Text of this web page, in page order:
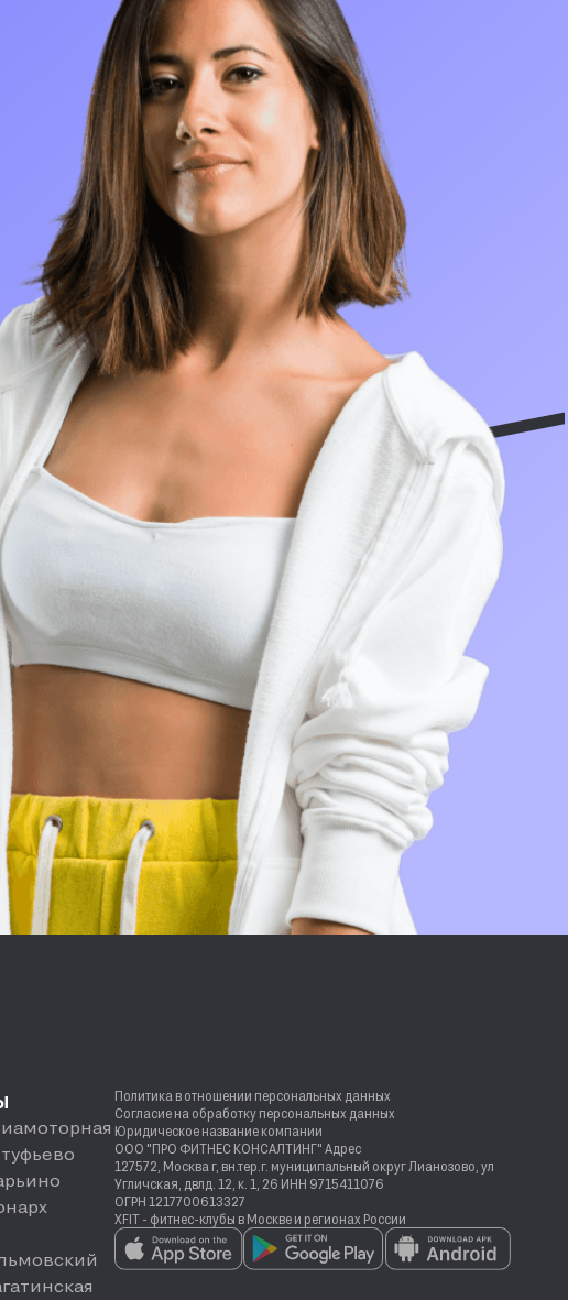
Политика в отношении персональных данных
Согласие на обработку персональных данных
Юридическое название компании
ООО "ПРО ФИТНЕС КОНСАЛТИНГ" Адрес
127572, Москва г, вн.тер.г. муниципальный округ Лианозово, ул
Угличская, двлд. 12, к. 1, 26 ИНН 9715411076
ОГРН 1217700613327
XFIT - фитнес-клубы в Москве и регионах России